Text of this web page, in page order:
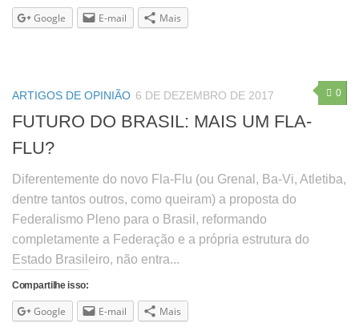
Google E-mail Mais
0
ARTIGOS DE OPINIÃO 6 DE DEZEMBRO DE 2017
FUTURO DO BRASIL: MAIS UM FLA-
FLU?
Diferentemente do novo Fla-Flu (ou Grenal, Ba-Vi, Atletiba,
dentre tantos outros, como queiram) a proposta do
Federalismo Pleno para o Brasil, reformando
completamente a Federação e a própria estrutura do
Estado Brasileiro, não entra...
Compartilhe isso:
Google E-mail Mais